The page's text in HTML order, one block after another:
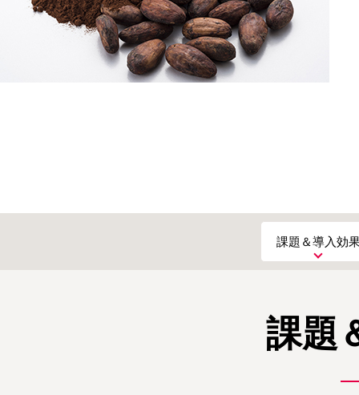
課題＆導入効
課題